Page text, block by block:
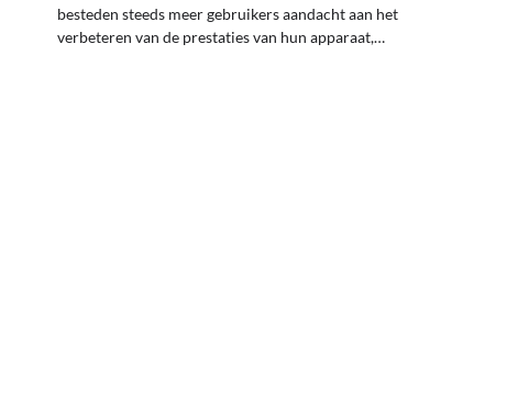
besteden steeds meer gebruikers aandacht aan het
verbeteren van de prestaties van hun apparaat,…